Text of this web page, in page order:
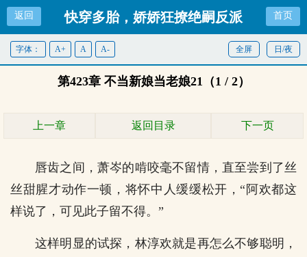
返回 快穿多胎，娇娇狂撩绝嗣反派 首页
日/夜
全屏
字体： A+ A A-
第423章 不当新娘当老娘21（1 / 2）
上一章 返回目录 下一页
唇齿之间，萧岑的啃咬毫不留情，直至尝到了丝
丝甜腥才动作一顿，将怀中人缓缓松开，“阿欢都这
样说了，可见此子留不得。”
这样明显的试探，林淳欢就是再怎么不够聪明，